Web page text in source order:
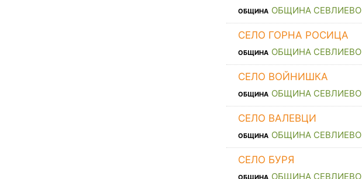
ОБЩИНА ОБЩИНА СЕВЛИЕВО
СЕЛО ГОРНА РОСИЦА
ОБЩИНА ОБЩИНА СЕВЛИЕВО
СЕЛО ВОЙНИШКА
ОБЩИНА ОБЩИНА СЕВЛИЕВО
СЕЛО ВАЛЕВЦИ
ОБЩИНА ОБЩИНА СЕВЛИЕВО
СЕЛО БУРЯ
ОБЩИНА ОБЩИНА СЕВЛИЕВО